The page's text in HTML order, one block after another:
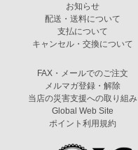
お知らせ
配送・送料について
支払について
キャンセル・交換について
FAX・メールでのご注文
メルマガ登録・解除
当店の災害支援への取り組み
Global Web Site
ポイント利用規約